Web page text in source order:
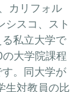
カリフォル
シスコ、スト
私立大学で
大学院課程
。同大学が
生対教員の比